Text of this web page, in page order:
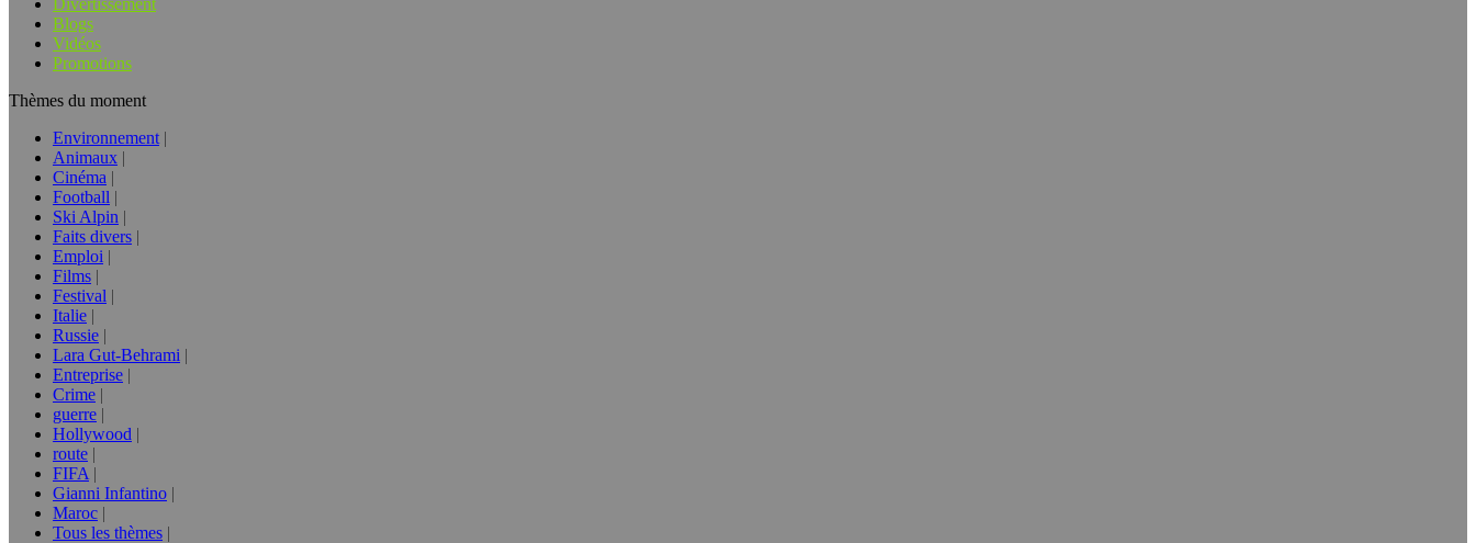
Divertissement
Blogs
Vidéos
Promotions
Thèmes du moment
Environnement
Animaux
Cinéma
Football
Ski Alpin
Faits divers
Emploi
Films
Festival
Italie
Russie
Lara Gut-Behrami
Entreprise
Crime
guerre
Hollywood
route
FIFA
Gianni Infantino
Maroc
Tous les thèmes